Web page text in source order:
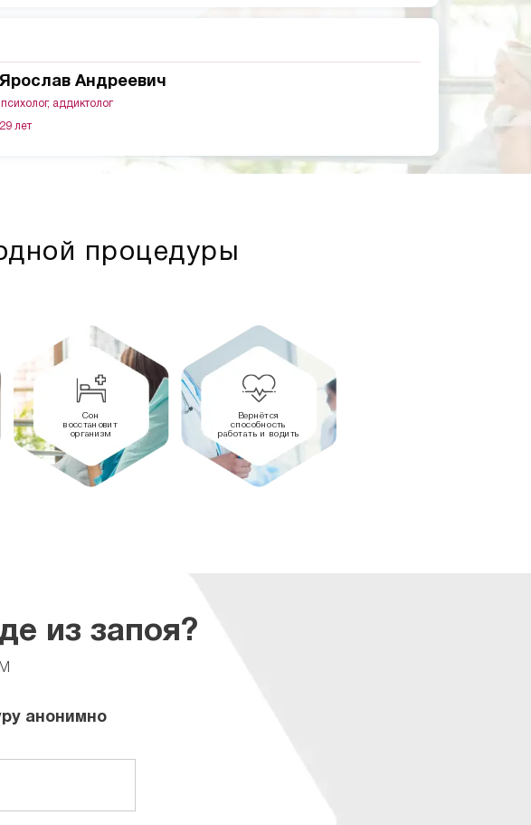
Ярослав Андреевич
аддиктолог
лет
процедуры
Сон
восстановит
организм
Вернётся
способность
работать и водить
из запоя?
анонимно